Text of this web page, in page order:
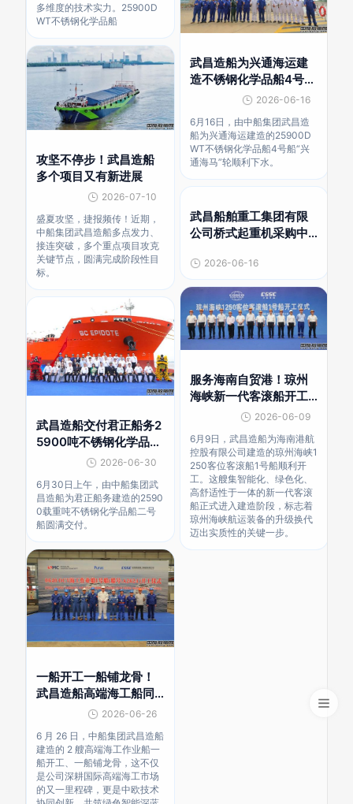
多维度的技术实力。25900D
WT不锈钢化学品船
攻坚不停步！武昌造船
多个项目又有新进展
2026-07-10
盛夏攻坚，捷报频传！近期，
中船集团武昌造船多点发力、
接连突破，多个重点项目攻克
关键节点，圆满完成阶段性目
标。
武昌造船交付君正船务2
5900吨不锈钢化学品船
2026-06-30
6月30日上午，由中船集团武
昌造船为君正船务建造的2590
0载重吨不锈钢化学品船二号
船圆满交付。
一船开工一船铺龙骨！
武昌造船高端海工船同
日迎来双节点2026-06-26
6 月 26 日，中船集团武昌造船
建造的 2 艘高端海工作业船一
船开工、一船铺龙骨，这不仅
是公司深耕国际高端海工市场
的又一里程碑，更是中欧技术
武昌造船为兴通海运建
造不锈钢化学品船4号船
2026-06-16
6月16日，由中船集团武昌造
船为兴通海运建造的25900D
WT不锈钢化学品船4号船“兴
通海马”轮顺利下水。
武昌船舶重工集团有限
公司桥式起重机采购中
2026-06-16
服务海南自贸港！琼州
海峡新一代客滚船开工
2026-06-09
6月9日，武昌造船为海南港航
控股有限公司建造的琼州海峡1
250客位客滚船1号船顺利开
工。这艘集智能化、绿色化、
高舒适性于一体的新一代客滚
船正式进入建造阶段，标志着
琼州海峡航运装备的升级换代
迈出实质性的关键一步。